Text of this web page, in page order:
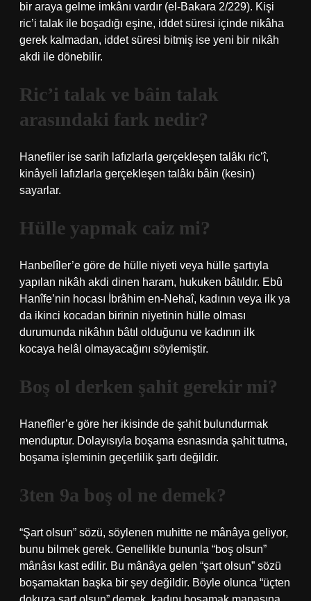
bir araya gelme imkânı vardır (el-Bakara 2/229). Kişi
ric’i talak ile boşadığı eşine, iddet süresi içinde nikâha
gerek kalmadan, iddet süresi bitmiş ise yeni bir nikâh
akdi ile dönebilir.
Ric’i talak ve bâin talak
arasındaki fark nedir?
Hanefiler ise sarih lafızlarla gerçekleşen talâkı ric’î,
kinâyeli lafızlarla gerçekleşen talâkı bâin (kesin)
sayarlar.
Hülle yapmak caiz mi?
Hanbelîler’e göre de hülle niyeti veya hülle şartıyla
yapılan nikâh akdi dinen haram, hukuken bâtıldır. Ebû
Hanîfe’nin hocası İbrâhim en-Nehaî, kadının veya ilk ya
da ikinci kocadan birinin niyetinin hülle olması
durumunda nikâhın bâtıl olduğunu ve kadının ilk
kocaya helâl olmayacağını söylemiştir.
Boş ol derken şahit gerekir mi?
Hanefîler’e göre her ikisinde de şahit bulundurmak
menduptur. Dolayısıyla boşama esnasında şahit tutma,
boşama işleminin geçerlilik şartı değildir.
3ten 9a boş ol ne demek?
“Şart olsun” sözü, söylenen muhitte ne mânâya geliyor,
bunu bilmek gerek. Genellikle bununla “boş olsun”
mânâsı kast edilir. Bu mânâya gelen “şart olsun” sözü
boşamaktan başka bir şey değildir. Böyle olunca “üçten